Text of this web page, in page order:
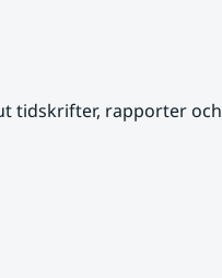
tidskrifter, rapporter och